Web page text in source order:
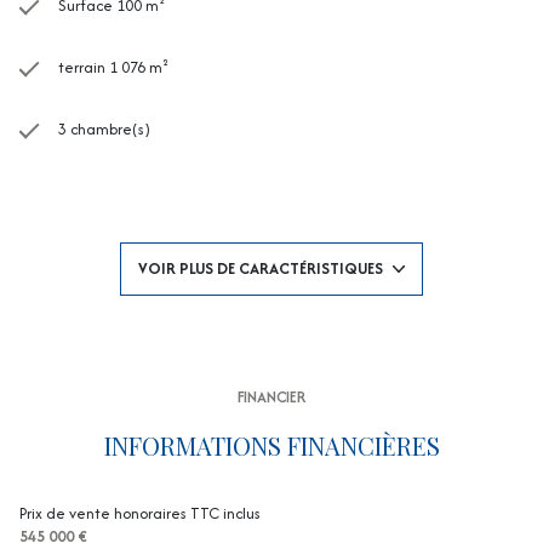
Surface 100 m²
terrain 1 076 m²
3 chambre(s)
Chauffage individuel : air pulsé (climatisation)
VOIR PLUS DE CARACTÉRISTIQUES
FINANCIER
INFORMATIONS FINANCIÈRES
Prix de vente honoraires TTC inclus
545 000 €